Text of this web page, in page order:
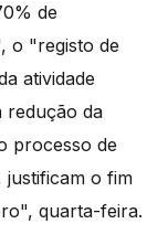
de
o "registo de
atividade
redução da
processo de
justificam o fim
quarta-feira.